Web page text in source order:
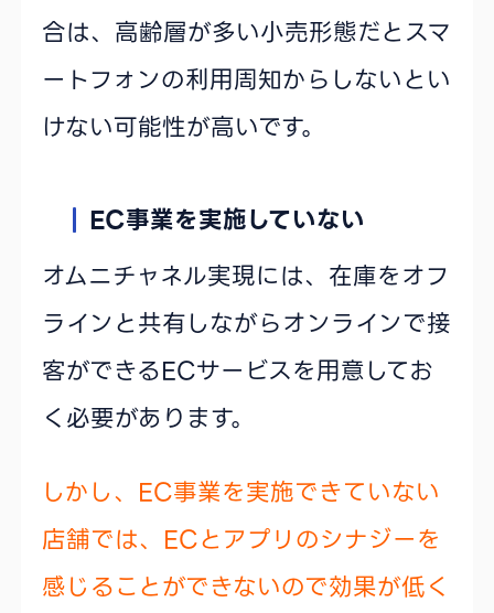
合は、高齢層が多い小売形態だとスマ
ートフォンの利用周知からしないとい
けない可能性が高いです。
EC事業を実施していない
オムニチャネル実現には、在庫をオフ
ラインと共有しながらオンラインで接
客ができるECサービスを用意してお
く必要があります。
しかし、EC事業を実施できていない
店舗では、ECとアプリのシナジーを
感じることができないので効果が低く